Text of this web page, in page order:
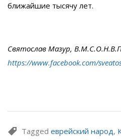
ближайшие тысячу лет.
Святослав Мазур,
https://www.facebook.com/
Tagged еврейский народ,